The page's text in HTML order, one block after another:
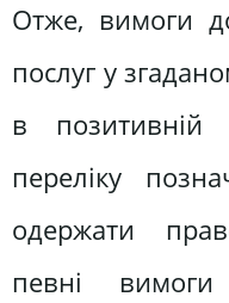
Отже, вимоги
послуг у
в
переліку
одержати
певні